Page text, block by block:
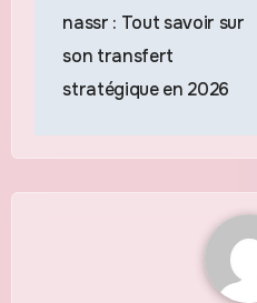
de
l’article
nassr : Tout savoir sur
son transfert
stratégique en 2026